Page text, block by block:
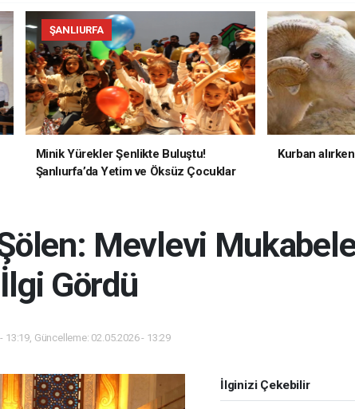
ŞANLIURFA
Minik Yürekler Şenlikte Buluştu!
Şanlıurfa’da Yetim ve Öksüz Çocuklar
Kurban
Mevlevi
Gördü
13:19, Güncelleme: 02.05.2026 - 13:29
İlginizi Çekebilir